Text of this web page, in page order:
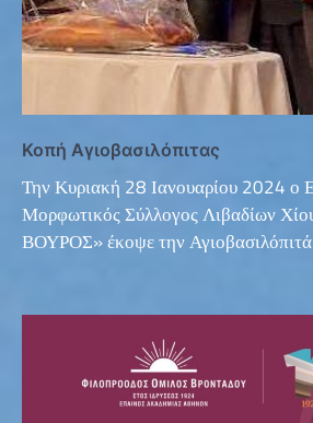
Κοπή Αγιοβασιλόπιτας
Την Κυριακή 28 Ιανουαρίου 2024 ο
Μορφωτικός Σύλλογος Λιβαδίων
ΒΟΥΡΟΣ» έκοψε την